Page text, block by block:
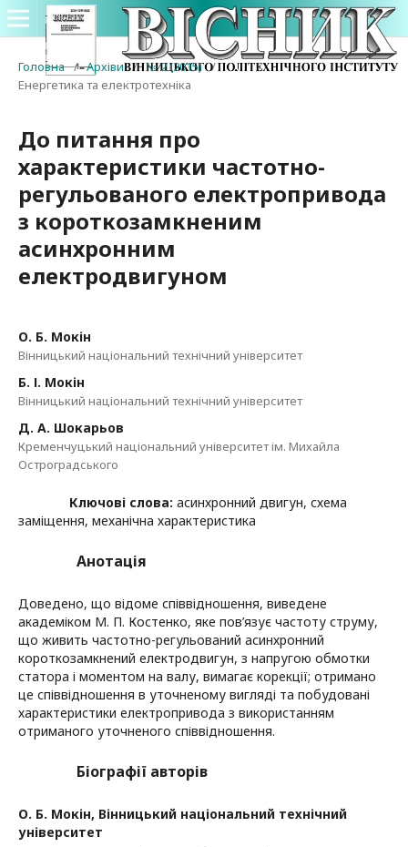
Головна / Архіви / № 2 (2015) /
Енергетика та електротехніка
До питання про
характеристики частотно-
регульованого електропривода
з короткозамкненим
асинхронним
електродвигуном
О. Б. Мокін
Вінницький національний технічний університет
Б. І. Мокін
Вінницький національний технічний університет
Д. А. Шокарьов
Кременчуцький національний університет ім. Михайла
Остроградського
Ключові слова: асинхронний двигун, схема
заміщення, механічна характеристика
Анотація
Доведено, що відоме співвідношення, виведене
академіком М. П. Костенко, яке пов’язує частоту струму,
що живить частотно-регульований асинхронний
короткозамкнений електродвигун, з напругою обмотки
статора і моментом на валу, вимагає корекції; отримано
це співвідношення в уточненому вигляді та побудовані
характеристики електропривода з використанням
отриманого уточненого співвідношення.
Біографії авторів
О. Б. Мокін, Вінницький національний технічний
університет